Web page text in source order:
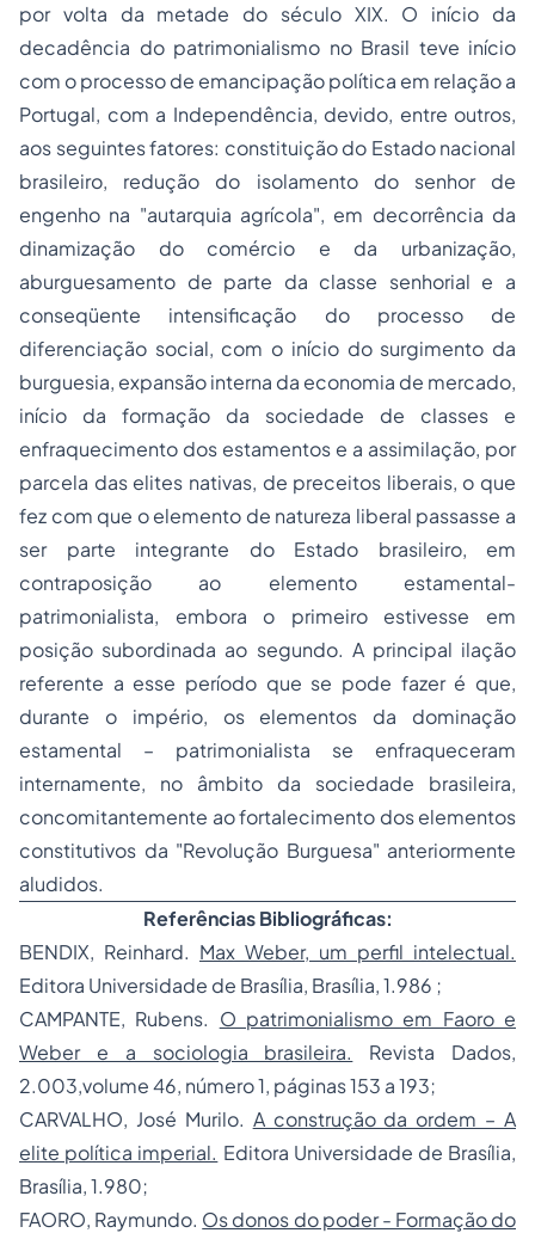
por volta da metade do século XIX. O início da
decadência do patrimonialismo no Brasil teve início
com o processo de emancipação política em relação a
Portugal, com a Independência, devido, entre outros,
aos seguintes fatores: constituição do Estado nacional
brasileiro, redução do isolamento do senhor de
engenho na "autarquia agrícola", em decorrência da
dinamização do comércio e da urbanização,
aburguesamento de parte da classe senhorial e a
conseqüente intensificação do processo de
diferenciação social, com o início do surgimento da
burguesia, expansão interna da economia de mercado,
início da formação da sociedade de classes e
enfraquecimento dos estamentos e a assimilação, por
parcela das elites nativas, de preceitos liberais, o que
fez com que o elemento de natureza liberal passasse a
ser parte integrante do Estado brasileiro, em
contraposição ao elemento estamental-
patrimonialista, embora o primeiro estivesse em
posição subordinada ao segundo. A principal ilação
referente a esse período que se pode fazer é que,
durante o império, os elementos da dominação
estamental – patrimonialista se enfraqueceram
internamente, no âmbito da sociedade brasileira,
concomitantemente ao fortalecimento dos elementos
constitutivos da "Revolução Burguesa" anteriormente
aludidos.
Referências Bibliográficas:
BENDIX, Reinhard. Max Weber, um perfil intelectual.
Editora Universidade de Brasília, Brasília, 1.986 ;
CAMPANTE, Rubens. O patrimonialismo em Faoro e
Weber e a sociologia brasileira.
Revista Dados,
2.003,volume 46, número 1, páginas 153 a 193;
CARVALHO, José Murilo. A construção da ordem – A
elite política imperial. Editora Universidade de Brasília,
Brasília, 1.980;
FAORO, Raymundo. Os donos do poder - Formação do